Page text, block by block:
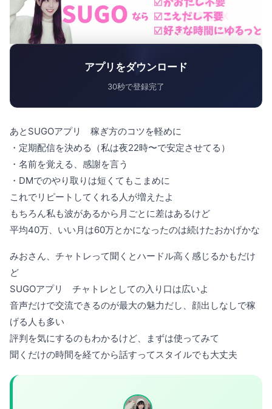
アプリをダウンロード
30秒で登録完了
あとSUGOアプリ 稼ぎ方のコツを軽めに
・定期配信を決める（私は夜22時〜で安定させてる）
・名前を覚える、感謝を言う
・DMでのやり取りは短くてもこまめに
これでリピートしてくれる人が増えたよ
もちろん私も波があるから月ごとに差はあるけど
平均40万、いい月は60万とかになったのは続けたおかげかな
みおさん、チャトレって聞くとハードル高く感じるかもだけ
ど
SUGOアプリ チャトレとしての入り口は広いよ
音声だけで交流できるのが最大の魅力だし、顔出しなしで稼
げる人も多い
評判を気にするのもわかるけど、まずは使ってみて
聞くだけの時間を経てから話すってスタイルでも大丈夫